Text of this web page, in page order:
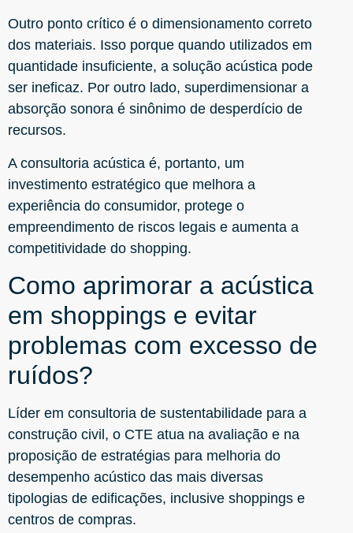
Outro ponto crítico é o dimensionamento correto
dos materiais. Isso porque quando utilizados em
quantidade insuficiente, a solução acústica pode
ser ineficaz. Por outro lado, superdimensionar a
absorção sonora é sinônimo de desperdício de
recursos.
A consultoria acústica é, portanto, um
investimento estratégico que melhora a
experiência do consumidor, protege o
empreendimento de riscos legais e aumenta a
competitividade do shopping.
Como aprimorar a acústica
em shoppings e evitar
problemas com excesso de
ruídos?
Líder em consultoria de sustentabilidade para a
construção civil, o CTE atua na avaliação e na
proposição de estratégias para melhoria do
desempenho acústico das mais diversas
tipologias de edificações, inclusive shoppings e
centros de compras.